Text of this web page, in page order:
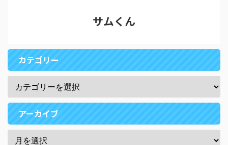
サムくん
カテゴリー
アーカイブ